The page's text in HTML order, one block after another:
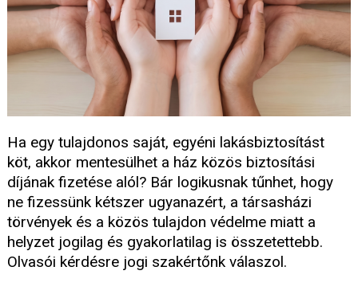
Ha egy tulajdonos saját, egyéni lakásbiztosítást
köt, akkor mentesülhet a ház közös biztosítási
díjának fizetése alól? Bár logikusnak tűnhet, hogy
ne fizessünk kétszer ugyanazért, a társasházi
törvények és a közös tulajdon védelme miatt a
helyzet jogilag és gyakorlatilag is összetettebb.
Olvasói kérdésre jogi szakértőnk válaszol.